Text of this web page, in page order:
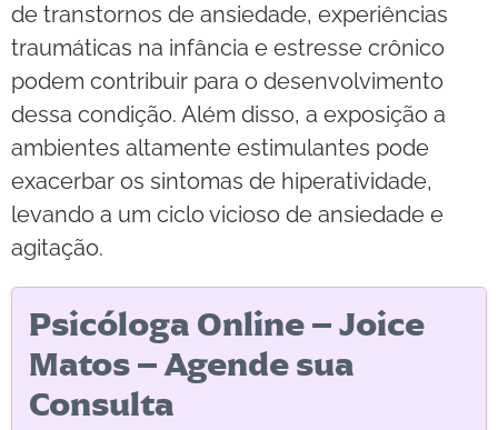
de transtornos de ansiedade, experiências
traumáticas na infância e estresse crônico
podem contribuir para o desenvolvimento
dessa condição. Além disso, a exposição a
ambientes altamente estimulantes pode
exacerbar os sintomas de hiperatividade,
levando a um ciclo vicioso de ansiedade e
agitação.
Psicóloga Online – Joice
Matos – Agende sua
Consulta